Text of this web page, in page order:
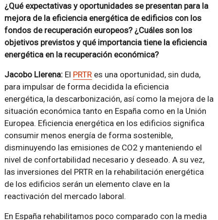
¿Qué expectativas y oportunidades se presentan para la
mejora de la eficiencia energética de edificios con los
fondos de recuperación europeos? ¿Cuáles son los
objetivos previstos y qué importancia tiene la eficiencia
energética en la recuperación económica?
Jacobo Llerena:El PRTR es una oportunidad, sin duda,
para impulsar de forma decidida la eficiencia
energética, la descarbonización, así como la mejora de la
situación económica tanto en España como en la Unión
Europea. Eficiencia energética en los edificios significa
consumir menos energía de forma sostenible,
disminuyendo las emisiones de CO2 y manteniendo el
nivel de confortabilidad necesario y deseado. A su vez,
las inversiones del PRTR en la rehabilitación energética
de los edificios serán un elemento clave en la
reactivación del mercado laboral.
En España rehabilitamos poco comparado con la media